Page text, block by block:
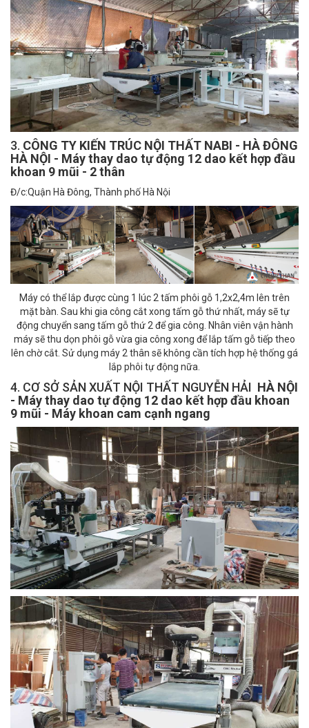
3. CÔNG TY KIẾN TRÚC NỘI THẤT NABI - HÀ ĐÔNG
HÀ NỘI - Máy thay dao tự động 12 dao kết hợp đầu
khoan 9 mũi - 2 thân
Đ/c:Quận Hà Đông, Thành phố Hà Nội
Máy có thể lắp được cùng 1 lúc 2 tấm phôi gỗ 1,2x2,4m lên trên
mặt bàn. Sau khi gia công cắt xong tấm gỗ thứ nhất, máy sẽ tự
động chuyển sang tấm gỗ thứ 2 để gia công. Nhân viên vận hành
máy sẽ thu dọn phôi gỗ vừa gia công xong để lắp tấm gỗ tiếp theo
lên chờ cắt. Sử dụng máy 2 thân sẽ không cần tích hợp hệ thống gá
lắp phôi tự động nữa.
4. CƠ SỞ SẢN XUẤT NỘI THẤT NGUYỄN HẢI HÀ NỘI
- Máy thay dao tự động 12 dao kết hợp đầu khoan
9 mũi - Máy khoan cam cạnh ngang